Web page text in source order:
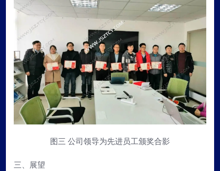
图三 公司领导为先进员工颁奖合影
三、展望